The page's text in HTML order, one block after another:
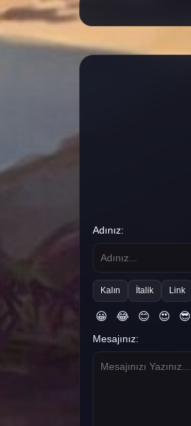
Adınız:
Kalın İtalik Link
😀 😂 😊 😍 😎
Mesajınız: